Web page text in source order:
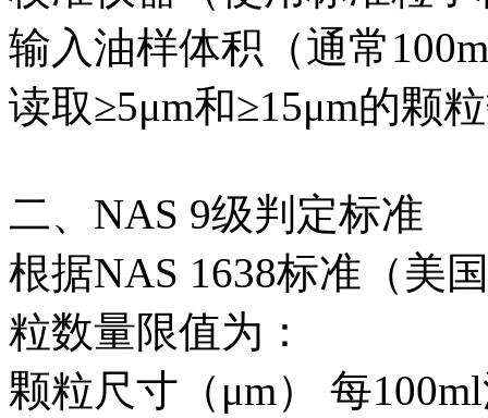
输入油样体积（通常
读取≥5μm和≥15μm的颗
二、NAS 9级判定标准
根据NAS 1638标准（美
粒数量限值为：
颗粒尺寸（μm）‌
每